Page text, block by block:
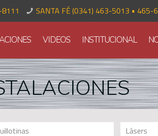
SANTA FÉ (0341) 463-5013 •
VIDEOS INSTITUCIONAL
Lásers